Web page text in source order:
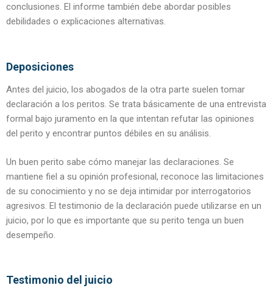
conclusiones. El informe también debe abordar posibles
debilidades o explicaciones alternativas.
Deposiciones
Antes del juicio, los abogados de la otra parte suelen tomar
declaración a los peritos. Se trata básicamente de una entrevista
formal bajo juramento en la que intentan refutar las opiniones
del perito y encontrar puntos débiles en su análisis.
Un buen perito sabe cómo manejar las declaraciones. Se
mantiene fiel a su opinión profesional, reconoce las limitaciones
de su conocimiento y no se deja intimidar por interrogatorios
agresivos. El testimonio de la declaración puede utilizarse en un
juicio, por lo que es importante que su perito tenga un buen
desempeño.
Testimonio del juicio